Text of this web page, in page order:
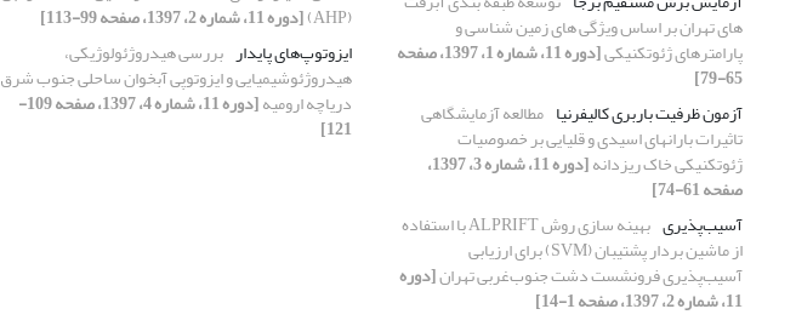
های تهران بر اساس ویژگی های زمین شناسی و
پارامترهای ژئوتکنیکی [دوره 11، شماره 1، 1397، صفحه
65-79]
آزمون ظرفیت باربری کالیفرنیا مطالعه آزمایشگاهی
تاثیرات بارانهای اسیدی و قلیایی بر خصوصیات
ژئوتکنیکی خاک ریزدانه [دوره 11، شماره 3، 1397،
صفحه 61-74]
آسیب‌پذیری
بهینه سازی روش ALPRIFT با استفاده
از ماشین بردار پشتیبان (SVM) برای ارزیابی
آسیب‌پذیری فرونشست دشت جنوب‌غربی تهران[دوره
11، شماره 2، 1397، صفحه 1-14]
(AHP)
[دوره 11، شماره 2، 1397، صفحه 99-113]
ایزوتوپ‌های پایدار بررسی هیدروژئولوژیکی،
هیدروژئوشیمیایی و ایزوتوپی آبخوان ساحلی جنوب شرق
دریاچه ارومیه [دوره 11، شماره 4، 1397، صفحه 109-
121]